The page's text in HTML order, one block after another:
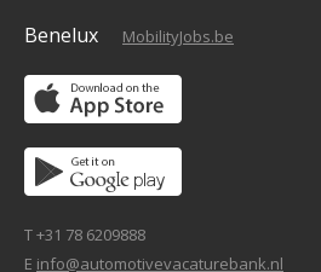
Benelux MobilityJobs.be
T +31 78 6209888
E info@automotivevacaturebank.nl